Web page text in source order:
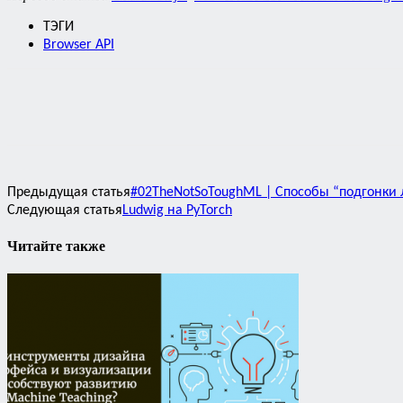
ТЭГИ
Browser API
Предыдущая статья#02TheNotSoToughML | Способы “подгонки
Следующая статьяLudwig на PyTorch
Читайте также